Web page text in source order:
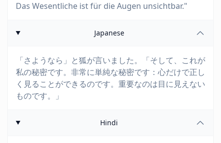
Das Wesentliche ist für die Augen unsichtbar."
Japanese
「さようなら」と狐が言いました。「そして、これが
私の秘密です。非常に単純な秘密です：心だけで正し
く見ることができるのです。重要なのは目に見えない
ものです。」
Hindi